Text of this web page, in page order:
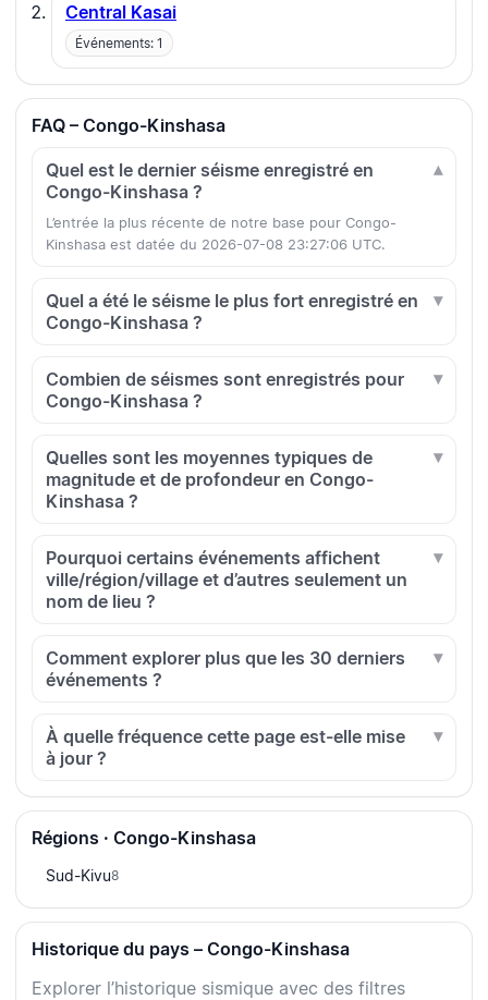
Central Kasai
Événements: 1
FAQ – Congo-Kinshasa
Quel est le dernier séisme enregistré en
Congo-Kinshasa ?
L’entrée la plus récente de notre base pour Congo-
Kinshasa est datée du 2026-07-08 23:27:06 UTC.
Quel a été le séisme le plus fort enregistré en
Congo-Kinshasa ?
Combien de séismes sont enregistrés pour
Congo-Kinshasa ?
Quelles sont les moyennes typiques de
magnitude et de profondeur en Congo-
Kinshasa ?
Pourquoi certains événements affichent
ville/région/village et d’autres seulement un
nom de lieu ?
Comment explorer plus que les 30 derniers
événements ?
À quelle fréquence cette page est-elle mise
à jour ?
Régions · Congo-Kinshasa
Sud-Kivu8
Historique du pays – Congo-Kinshasa
Explorer l’historique sismique avec des filtres